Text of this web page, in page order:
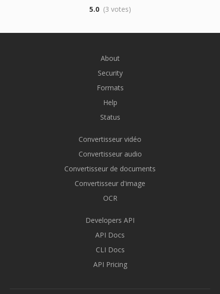
5.0 (3 votes)
About
Security
Formats
Help
Status
Convertisseur vidéo
Convertisseur audio
Convertisseur de documents
Convertisseur d'image
OCR
Developers API
API Docs
CLI Docs
API Pricing